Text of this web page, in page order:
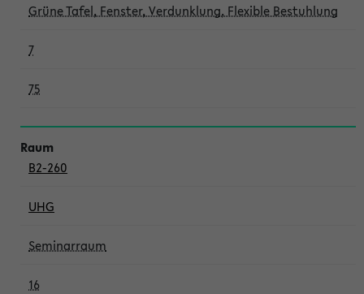
Grüne Tafel, Fenster, Verdunklung, Flexible Bestuhlung
7
75
B2-260
UHG
Seminarraum
16